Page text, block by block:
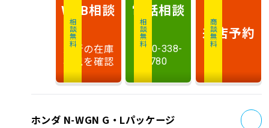
相談無料
WEB相談
最新の在庫
状況を確認
相談無料
電話相談
0120-338-
780
商談無料
来店予約
ホンダ N-WGN G・Lパッケージ